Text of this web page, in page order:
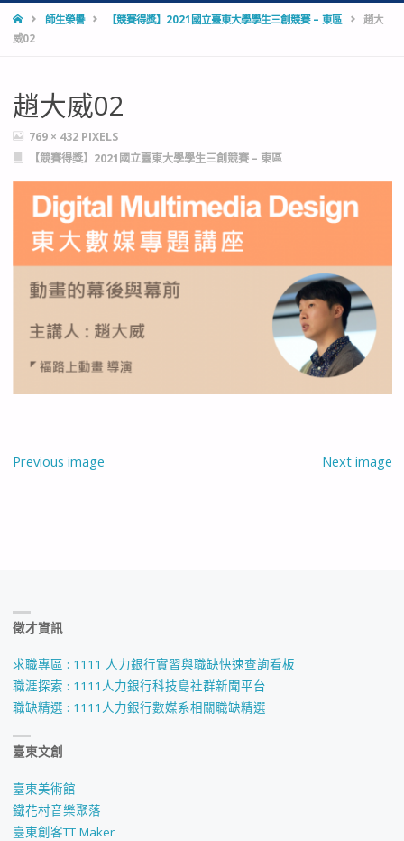
HOME師生榮譽 【競賽得獎】2021國立臺東大學學生三創競賽 – 東區
趙大
威02
趙大威02
FULL
SIZE
769 × 432 PIXELS
【競賽得獎】2021國立臺東大學學生三創競賽 – 東區
Previous image Next image
徵才資訊
求職專區 : 1111 人力銀行實習與職缺快速查詢看板
職涯探索 : 1111人力銀行科技島社群新聞平台
職缺精選 : 1111人力銀行數媒系相關職缺精選
臺東文創
臺東美術館
鐵花村音樂聚落
臺東創客TT Maker